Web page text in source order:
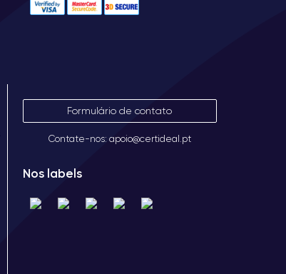
Formulário de contato
Contate-nos: apoio@certideal.pt
Nos labels